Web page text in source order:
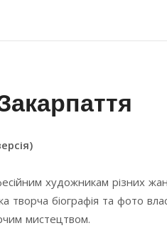
художникам різних
біографія та фото
мистецтвом.